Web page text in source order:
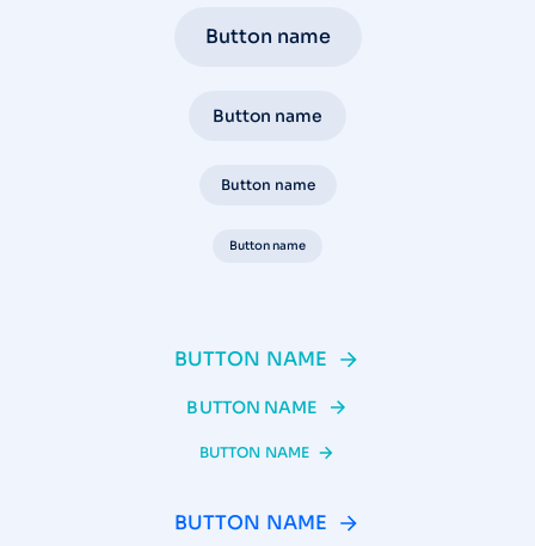
Button name
Button name
Button name
Button name
BUTTON NAME
BUTTON NAME
BUTTON NAME
BUTTON NAME